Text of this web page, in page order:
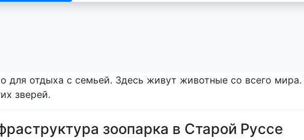
для отдыха с семьей. Здесь живут животные со всего
зверей.
зоопарка в Старой Руссе